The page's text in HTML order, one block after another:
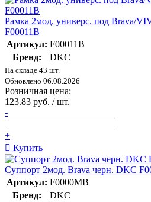
Рамка 2мод. универс. под Brava/
F00011B
Артикул: F00011B
Бренд:
DKC
На складе 43 шт.
Обновлено 06.08.2026
Розничная цена:
123.83 руб. / шт.
-
+
Купить
Суппорт 2мод. Brava черн. DKC
Артикул: F0000MB
Бренд:
DKC